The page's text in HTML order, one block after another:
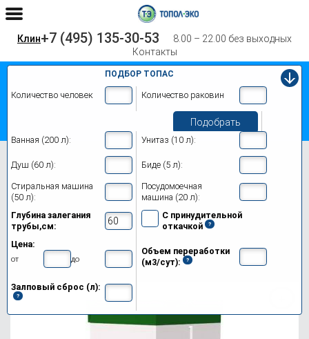
Клин+7 (495) 135-30-53
8.00 – 22.00 без выходных
Контакты
ПОДБОР ТОПАС
Количество человек Количество раковин
Подобрать
Ванная (200 л): Унитаз (10 л):
Душ (60 л): Биде (5 л):
Стиральная машина
(50 л):
Посудомоечная
машина (20 л):
Глубина залегания
трубы,см:
С принудительной
откачкой
Цена:
от до
Объем переработки
(м3/сут):
Залповый сброс (л):
Септик Топас 5 в Клине
Модификации
Цены на монтаж
Обслуживание